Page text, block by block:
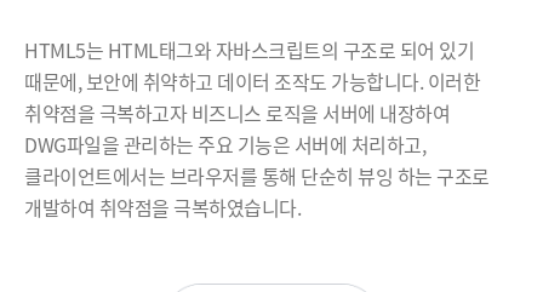
HTML5는 HTML태그와 자바스크립트의 구조로 되어 있기
때문에, 보안에 취약하고 데이터 조작도 가능합니다. 이러한
취약점을 극복하고자 비즈니스 로직을 서버에 내장하여
DWG파일을 관리하는 주요 기능은 서버에 처리하고,
클라이언트에서는 브라우저를 통해 단순히 뷰잉 하는 구조로
개발하여 취약점을 극복하였습니다.